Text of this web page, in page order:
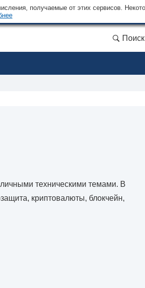
получаемые от этих сервисов.
Поиск
техническими темами. В
криптовалюты, блокчейн,